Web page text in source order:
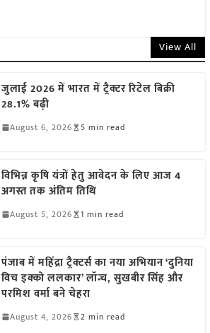
View All
जुलाई 2026 में भारत में ट्रैक्टर रिटेल बिक्री
28.1% बढ़ी
August 6, 2026 5 min read
विभिन्न कृषि यंत्रों हेतु आवेदन के लिए आज 4
अगस्त तक अंतिम तिथि
August 5, 2026 1 min read
पंजाब में महिंद्रा ट्रैक्टर्स का नया अभियान ‘दुनिया
विच इक्को ललकार’ लॉन्च, सुखबीर सिंह और
परमिश वर्मा बने चेहरा
August 4, 2026 2 min read